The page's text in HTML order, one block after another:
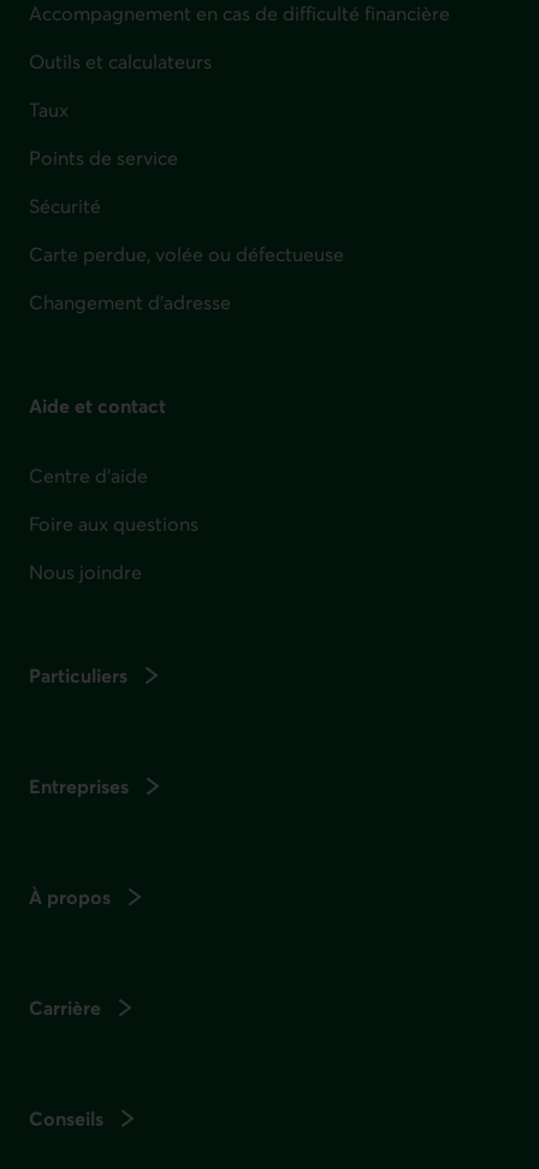
Accompagnement en cas de difficulté financière
Outils et calculateurs
Taux
Points de service
Sécurité
Carte perdue, volée ou défectueuse
Changement d'adresse
Aide et contact
Centre d'aide
Foire aux questions
Nous joindre
Particuliers
Entreprises
À propos
Carrière
Conseils